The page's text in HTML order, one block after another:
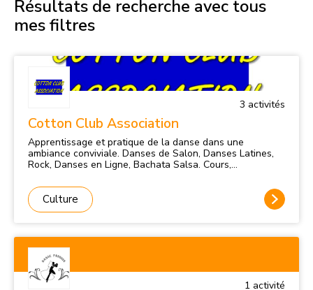
Résultats de recherche avec tous
mes filtres
3 activités
Cotton Club Association
Apprentissage et pratique de la danse dans une
ambiance conviviale. Danses de Salon, Danses Latines,
Rock, Danses en Ligne, Bachata Salsa. Cours,
Culture
1 activité